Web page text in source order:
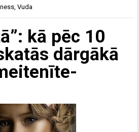
,Vuda
kā pēc 10
dārgākā